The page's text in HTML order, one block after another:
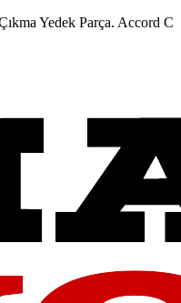
Yedek Parça. Accord City